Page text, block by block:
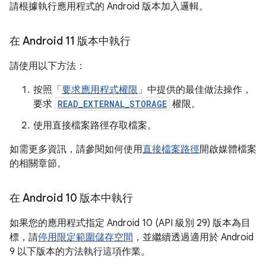
請根據執行應用程式的 Android 版本加入邏輯。
在 Android 11 版本中執行
請使用以下方法：
按照「 要求應用程式權限」中提供的最佳做法操作，
要求 READ_EXTERNAL_STORAGE 權限。
使用直接檔案路徑存取檔案。
如需更多資訊，請參閱如何使用直接檔案路徑開啟媒體檔案
的相關章節。
在 Android 10 版本中執行
如果您的應用程式指定 Android 10 (API 級別 29) 版本為目
標，請停用限定範圍儲存空間 ，並繼續透過適用於 Android
9 以下版本的方法執行這項作業。